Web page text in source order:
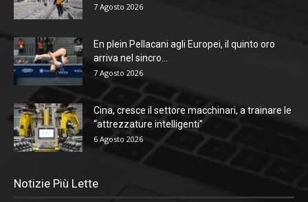
7 Agosto 2026
En plein Pellacani agli Europei, il quinto oro
arriva nel sincro...
7 Agosto 2026
Cina, cresce il settore macchinari, a trainare le
“attrezzature intelligenti”
6 Agosto 2026
Notizie Più Lette